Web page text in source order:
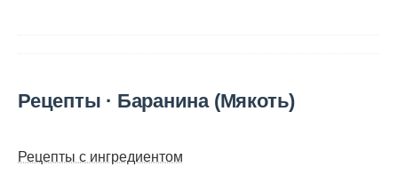
Рецепты · Баранина (Мякоть)
Рецепты с ингредиентом